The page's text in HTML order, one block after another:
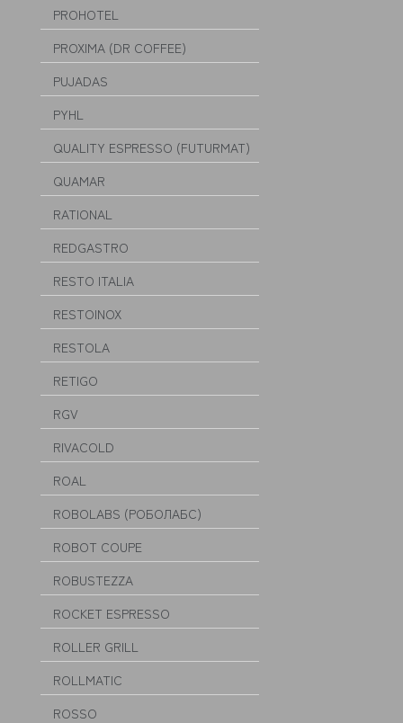
PROHOTEL
PROXIMA (DR COFFEE)
PUJADAS
PYHL
QUALITY ESPRESSO (FUTURMAT)
QUAMAR
RATIONAL
REDGASTRO
RESTO ITALIA
RESTOINOX
RESTOLA
RETIGO
RGV
RIVACOLD
ROAL
ROBOLABS (РОБОЛАБС)
ROBOT COUPE
ROBUSTEZZA
ROCKET ESPRESSO
ROLLER GRILL
ROLLMATIC
ROSSO